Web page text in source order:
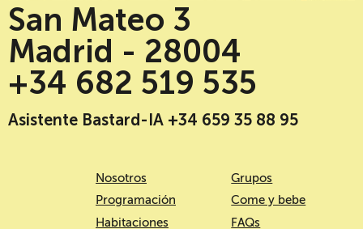
San Mateo 3
Madrid - 28004
+34 682 519 535
Asistente Bastard-IA +34 659 35 88 95
Nosotros
Programación
Habitaciones
Grupos
Come y bebe
FAQs